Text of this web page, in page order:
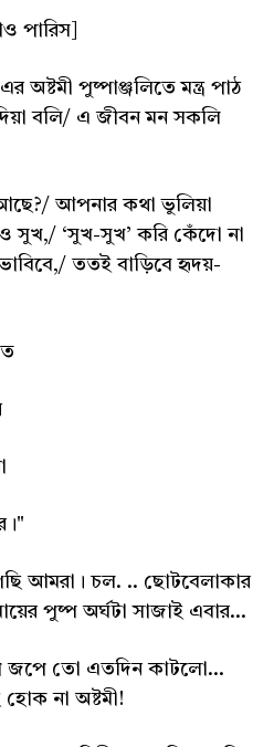
পারিস]
পুষ্পাঞ্জলিতে মন্ত্র পাঠ
বলি/ এ জীবন মন সকলি
আপনার কথা ভুলিয়া
সুখ,/ ‘সুখ-সুখ’ করি কেঁদো না
ততই বাড়িবে হৃদয়-
আমরা। চল. .. ছোটবেলাকার
পুষ্প অর্ঘটা সাজাই এবার...
জপে তো এতদিন কাটলো...
হোক না অষ্টমী!